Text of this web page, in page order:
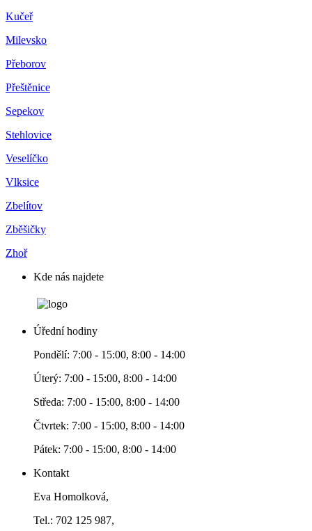
Kučeř
Milevsko
Přeborov
Přeštěnice
Sepekov
Stehlovice
Veselíčko
Vlksice
Zbelítov
Zběšičky
Zhoř
Kde nás najdete
Úřední hodiny
Pondělí: 7:00 - 15:00, 8:00 - 14:00
Úterý: 7:00 - 15:00, 8:00 - 14:00
Středa: 7:00 - 15:00, 8:00 - 14:00
Čtvrtek: 7:00 - 15:00, 8:00 - 14:00
Pátek: 7:00 - 15:00, 8:00 - 14:00
Kontakt
Eva Homolková,
Tel.: 702 125 987,